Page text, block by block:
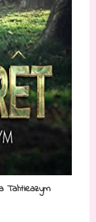
Tahtieazym